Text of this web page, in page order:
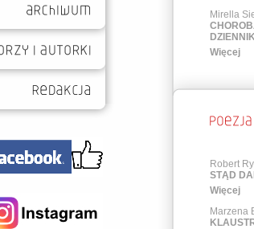
Mirella
Więcej
Robert
STĄD
Więcej
Marzena